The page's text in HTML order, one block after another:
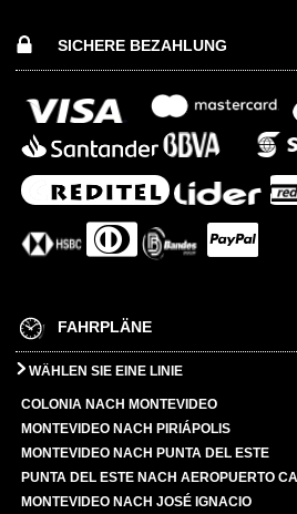
SICHERE BEZAHLUNG
FAHRPLÄNE
WÄHLEN SIE EINE LINIE
COLONIA NACH MONTEVIDEO
MONTEVIDEO NACH PIRIÁPOLIS
MONTEVIDEO NACH PUNTA DEL ESTE
PUNTA DEL ESTE NACH AEROPUERTO
MONTEVIDEO NACH JOSÉ IGNACIO